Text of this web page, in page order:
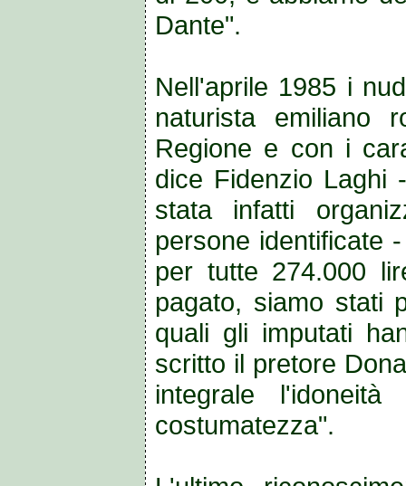
Dante".
Nell'aprile 1985 i
naturista emiliano
Regione e con i
dice Fidenzio Laghi
stata infatti
persone identificate
per tutte 274.000
pagato, siamo stati
quali gli imputati
scritto il pretore
integrale
costumatezza".